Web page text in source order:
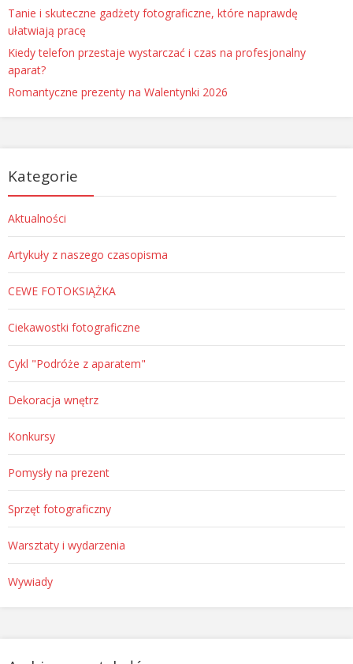
Tanie i skuteczne gadżety fotograficzne, które naprawdę
ułatwiają pracę
Kiedy telefon przestaje wystarczać i czas na profesjonalny
aparat?
Romantyczne prezenty na Walentynki 2026
Kategorie
Aktualności
Artykuły z naszego czasopisma
CEWE FOTOKSIĄŻKA
Ciekawostki fotograficzne
Cykl "Podróże z aparatem"
Dekoracja wnętrz
Konkursy
Pomysły na prezent
Sprzęt fotograficzny
Warsztaty i wydarzenia
Wywiady